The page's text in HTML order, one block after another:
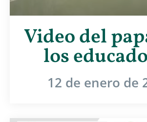
Video del
los
12 de enero de